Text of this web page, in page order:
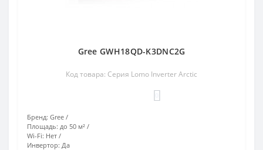
Gree GWH18QD-K3DNC2G
Код товара: Серия Lomo Inverter Arctic
Бренд: Gree
Площадь: до 50 м²
Wi-Fi: Нет
Инвертор: Да